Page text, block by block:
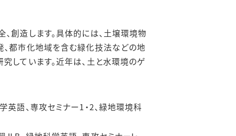
創造します。具体的には、土壌環境物
都市化地域を含む緑化技法などの地
しています。近年は、土と水環境のゲ
語、専攻セミナー1・2、緑地環境科